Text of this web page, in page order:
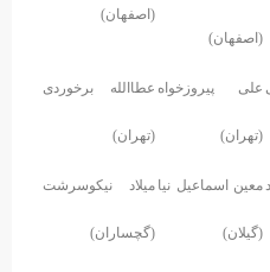
(اصفهان)
(اصفهان)
علی پیروزخواه
(تهران)
عطاالله برخوردی
(تهران)
معین اسماعیل نیا
(گیلان)
میلاد نیکوسرشت
(گچساران)